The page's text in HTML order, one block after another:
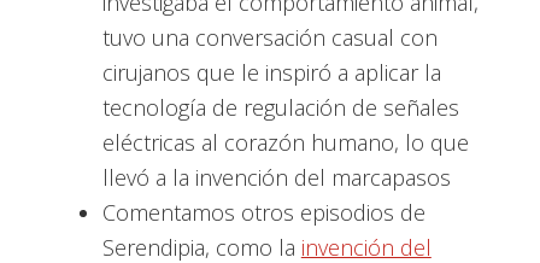
tuvo una conversación casual con
cirujanos que le inspiró a aplicar la
tecnología de regulación de señales
eléctricas al corazón humano, lo que
llevó a la invención del marcapasos
Comentamos otros episodios de
Serendipia, como la invención del